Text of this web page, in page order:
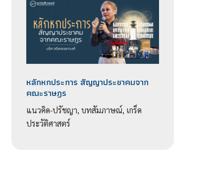
หลักหกประการ สัญญาประชาคมจาก
คณะราษฎร
แนวคิด-ปรัชญา, บทสัมภาษณ์, เกร็ด
ประวัติศาสตร์